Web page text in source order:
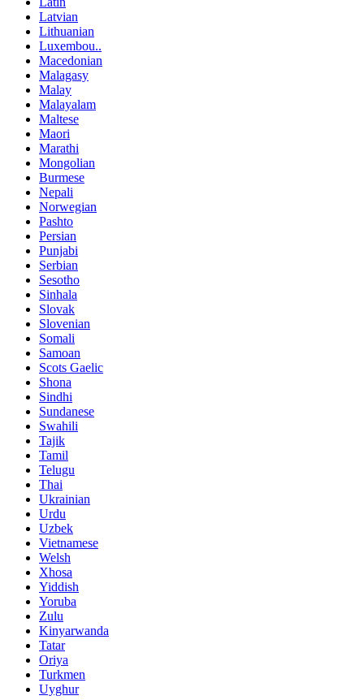
Latvian
Lithuanian
Luxembou..
Macedonian
Malagasy
Malay
Malayalam
Maltese
Maori
Marathi
Mongolian
Burmese
Nepali
Norwegian
Pashto
Persian
Punjabi
Serbian
Sesotho
Sinhala
Slovak
Slovenian
Somali
Samoan
Scots Gaelic
Shona
Sindhi
Sundanese
Swahili
Tajik
Tamil
Telugu
Thai
Ukrainian
Urdu
Uzbek
Vietnamese
Welsh
Xhosa
Yiddish
Yoruba
Zulu
Kinyarwanda
Tatar
Oriya
Turkmen
Uyghur